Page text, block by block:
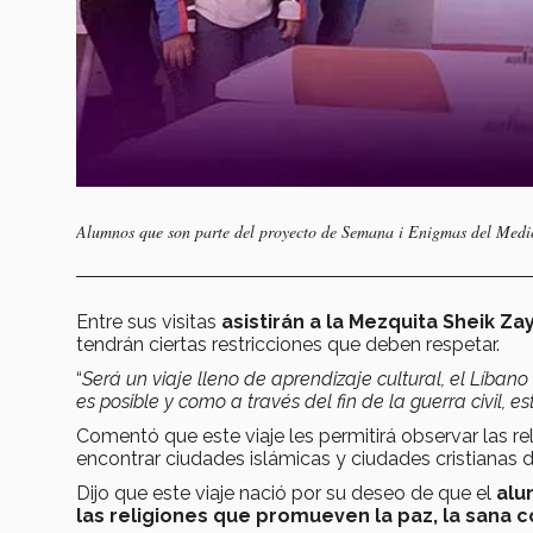
Alumnos que son parte del proyecto de Semana i Enigmas del
Entre sus visitas asistirán a la Mezquita Sheik
tendrán ciertas restricciones que deben respetar.
“Será un viaje lleno de aprendizaje cultural, el
es posible y como a través del fin de la guerra civil,
Comentó que este viaje les permitirá observar las
encontrar ciudades islámicas y ciudades cristianas
Dijo que este viaje nació por su deseo de que el
las religiones que promueven la paz, la sana